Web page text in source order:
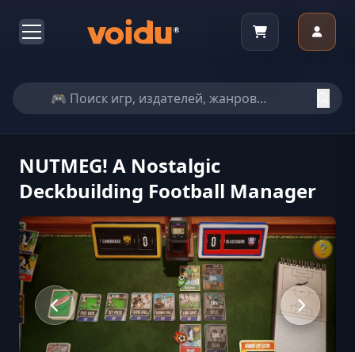
NUTMEG! A Nostalgic
Deckbuilding Football Manager